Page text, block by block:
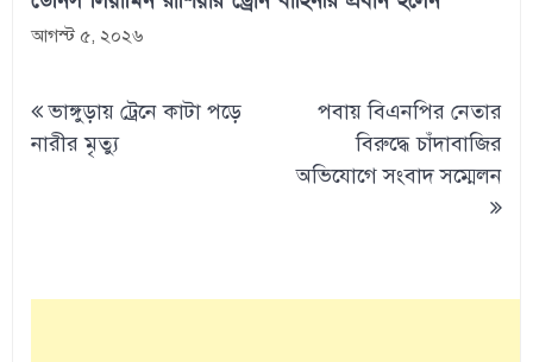
আগস্ট ৫, ২০২৬
navigation
ভাঙ্গুড়ায় ট্রেনে কাটা পড়ে
নারীর মৃত্যু
পবায় বিএনপির নেতার
বিরুদ্ধে চাঁদাবাজির
অভিযোগে সংবাদ সম্মেলন